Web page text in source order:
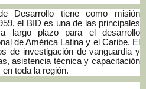
Desarrollo tiene como misión
el BID es una de las principales
largo plazo para el desarrollo
de América Latina y el Caribe. El
de investigación de vanguardia y
asistencia técnica y capacitación
toda la región.